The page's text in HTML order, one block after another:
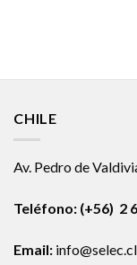
CHILE
Av. Pedro de
Teléfono: (+56) 2
Email: info@selec.cl